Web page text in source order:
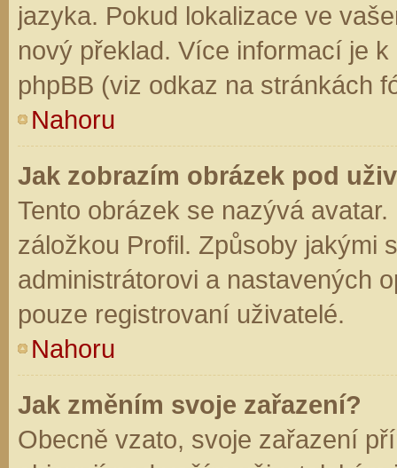
jazyka. Pokud lokalizace ve
nový překlad. Více informací je
phpBB (viz odkaz na stránkách
Nahoru
Jak zobrazím obrázek pod
Tento obrázek se nazývá
záložkou Profil. Způsoby jakými
administrátorovi a nastavených
pouze registrovaní uživatelé.
Nahoru
Jak změním svoje zařazení?
Obecně vzato, svoje zařazení